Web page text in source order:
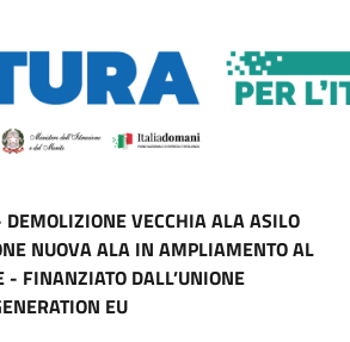
VECCHIA ALA ASILO
NUOVA ALA IN AMPLIAMENTO AL
- FINANZIATO DALL’UNIONE
EU